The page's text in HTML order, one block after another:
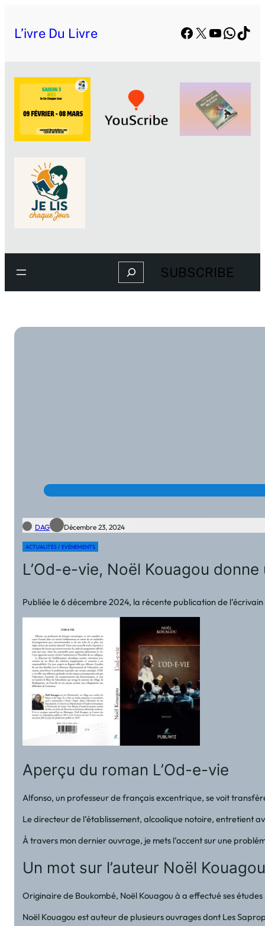
L’ivre Du Livre Facebook
X YouTube
Search SUBSCRIBE
DAG Décembre 23, 2024
ACTUALITÉS / EVÉNEMENTS
L’Od-e-vie, Noël Kouagou
Publiée le 6 décembre 2024, la récente publication de
Aperçu du roman L’Od-e-vie
Alfonso, un professeur de français excentrique, se voit
Le directeur de l’établissement, alcoolique notoire, entretient
À travers mon dernier ouvrage, je mets l’accent sur une
Un mot sur l’auteur Noël
Originaire de Boukombé, Noël Kouagou à a effectué ses
Noël Kouagou est auteur de plusieurs ouvrages dont Les